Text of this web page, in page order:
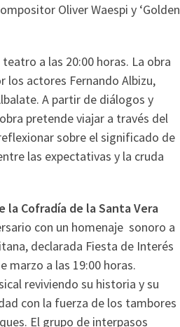
Oliver Waespi y ‘Golden
a las 20:00 horas. La obra
los actores Fernando Albizu,
A partir de diálogos y
pretende viajar a través del
sobre el significado de
las expectativas y la cruda
la Cofradía de la Santa Vera
con un homenaje sonoro a
declarada Fiesta de Interés
marzo a las 19:00 horas.
reviviendo su historia y su
con la fuerza de los tambores
El grupo de interpasos